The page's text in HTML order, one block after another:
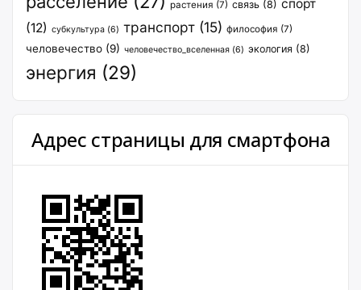
растения (7) связь (8) спорт
(12) субкультура (6) транспорт (15) философия (7)
человечество (9) человечество_вселенная (6) экология (8)
энергия (29)
Адрес страницы для смартфона